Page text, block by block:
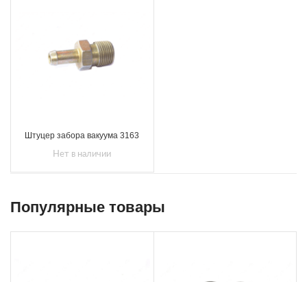
Штуцер забора вакуума 3163
Нет в наличии
Популярные товары